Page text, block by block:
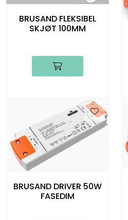
BRUSAND FLEKSIBEL
SKJØT 100MM
BRUSAND DRIVER 50W
FASEDIM